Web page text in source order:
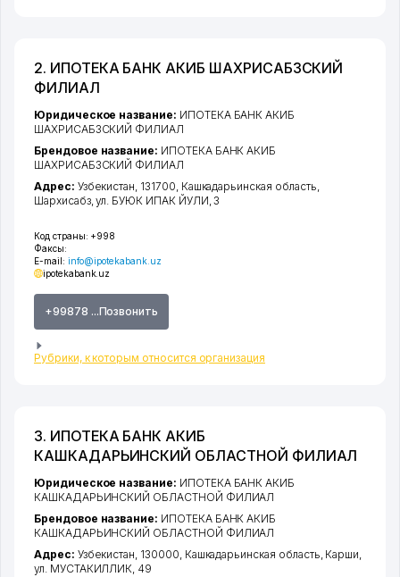
2. ИПОТЕКА БАНК АКИБ ШАХРИСАБЗСКИЙ
ФИЛИАЛ
Код страны: +998
Факсы:
E-mail: info@ipotekabank.uz
ipotekabank.uz
+99878 ...Позвонить
Рубрики, к которым относится организация
Юридическое название: ИПОТЕКА БАНК АКИБ
ШАХРИСАБЗСКИЙ ФИЛИАЛ
Брендовое название: ИПОТЕКА БАНК АКИБ
ШАХРИСАБЗСКИЙ ФИЛИАЛ
Адрес: Узбекистан, 131700, Кашкадарьинская область,
Шархисабз,ул. БУЮК ИПАК ЙУЛИ, 3
3. ИПОТЕКА БАНК АКИБ
КАШКАДАРЬИНСКИЙ ОБЛАСТНОЙ ФИЛИАЛ
Юридическое название: ИПОТЕКА БАНК АКИБ
КАШКАДАРЬИНСКИЙ ОБЛАСТНОЙ ФИЛИАЛ
Брендовое название: ИПОТЕКА БАНК АКИБ
КАШКАДАРЬИНСКИЙ ОБЛАСТНОЙ ФИЛИАЛ
Адрес: Узбекистан, 130000, Кашкадарьинская область, Карши,
ул. МУСТАКИЛЛИК, 49